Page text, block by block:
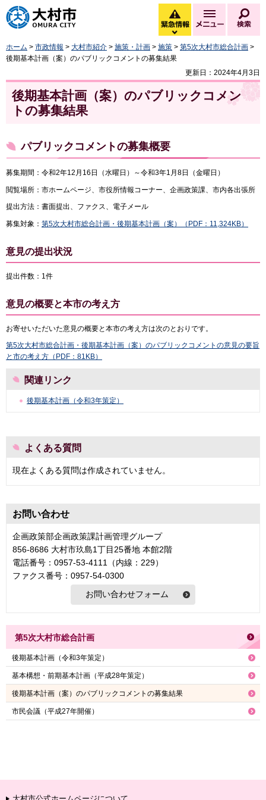
大村市
緊急情報
緊急情報を開く
メニュー
ホーム > 市政情報 > 大村市紹介 > 施策・計画 > 施策 > 第5次大村市総合計画 >
後期基本計画（案）のパブリックコメントの募集結果
更新日：2024年4月3日
後期基本計画（案）のパブリックコメン
トの募集結果
パブリックコメントの募集概要
募集期間：令和2年12月16日（水曜日）～令和3年1月8日（金曜日）
閲覧場所：市ホームページ、市役所情報コーナー、企画政策課、市内各出張所
提出方法：書面提出、ファクス、電子メール
募集対象： 第5次大村市総合計画・後期基本計画（案）（PDF：11,324KB）
意見の提出状況
提出件数：1件
意見の概要と本市の考え方
お寄せいただいた意見の概要と本市の考え方は次のとおりです。
第5次大村市総合計画・後期基本計画（案）のパブリックコメントの意見の要旨
と市の考え方（PDF：81KB）
関連リンク
後期基本計画（令和3年策定）
よくある質問
現在よくある質問は作成されていません。
お問い合わせ
企画政策部企画政策課計画管理グループ
856-8686 大村市玖島1丁目25番地 本館2階
電話番号：0957-53-4111（内線：229）
ファクス番号：0957-54-0300
第5次大村市総合計画
後期基本計画（令和3年策定）
基本構想・前期基本計画（平成28年策定）
後期基本計画（案）のパブリックコメントの募集結果
市民会議（平成27年開催）